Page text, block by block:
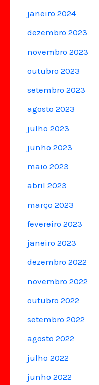
janeiro 2024
dezembro 2023
novembro 2023
outubro 2023
setembro 2023
agosto 2023
julho 2023
junho 2023
maio 2023
abril 2023
março 2023
fevereiro 2023
janeiro 2023
dezembro 2022
novembro 2022
outubro 2022
setembro 2022
agosto 2022
julho 2022
junho 2022